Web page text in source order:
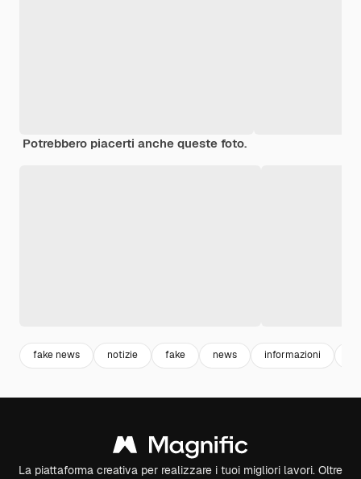
Potrebbero piacerti anche queste foto.
fake news notizie fake news informazioni
La piattaforma creativa per realizzare i tuoi migliori lavori. Oltre